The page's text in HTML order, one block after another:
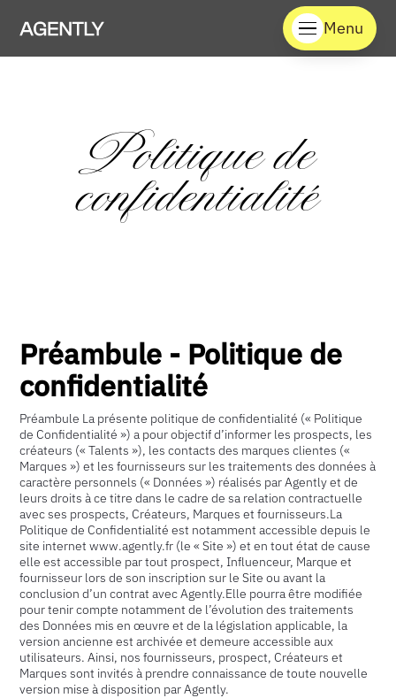
Menu
Politique de
confidentialité
Préambule - Politique de
confidentialité
Préambule La présente politique de confidentialité (« Politique
de Confidentialité ») a pour objectif d’informer les prospects, les
créateurs (« Talents »), les contacts des marques clientes («
Marques ») et les fournisseurs sur les traitements des données à
caractère personnels (« Données ») réalisés par Agently et de
leurs droits à ce titre dans le cadre de sa relation contractuelle
avec ses prospects, Créateurs, Marques et fournisseurs.La
Politique de Confidentialité est notamment accessible depuis le
site internetwww.agently.fr (le « Site ») et en tout état de cause
elle est accessible par tout prospect, Influenceur, Marque et
fournisseur lors de son inscription sur le Site ou avant la
conclusion d’un contrat avec Agently.Elle pourra être modifiée
pour tenir compte notamment de l’évolution des traitements
des Données mis en œuvre et de la législation applicable, la
version ancienne est archivée et demeure accessible aux
utilisateurs. Ainsi, nos fournisseurs, prospect, Créateurs et
Marques sont invités à prendre connaissance de toute nouvelle
version mise à disposition par Agently.